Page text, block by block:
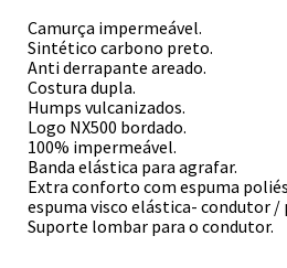
Camurça impermeável.
Sintético carbono preto.
Anti derrapante areado.
Costura dupla.
Humps vulcanizados.
Logo NX500 bordado.
100% impermeável.
Banda elástica para agrafar.
Extra conforto com espuma
espuma visco elástica- condutor /
Suporte lombar para o condutor.